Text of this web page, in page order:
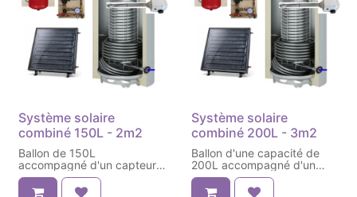
Système solaire
combiné 150L - 2m2
Ballon de 150L
accompagné d'un capteur
solaire thermique de 2m²
Système solaire
combiné 200L - 3m2
Ballon d'une capacité de
200L accompagné d'un
capteur solaire thermique
de 3m²